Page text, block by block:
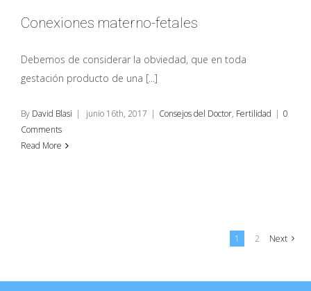
Conexiones materno-fetales
Debemos de considerar la obviedad, que en toda
gestación producto de una [...]
By David Blasi | junio 16th, 2017 | Consejos del Doctor, Fertilidad | 0
Comments
Read More
1 2 Next